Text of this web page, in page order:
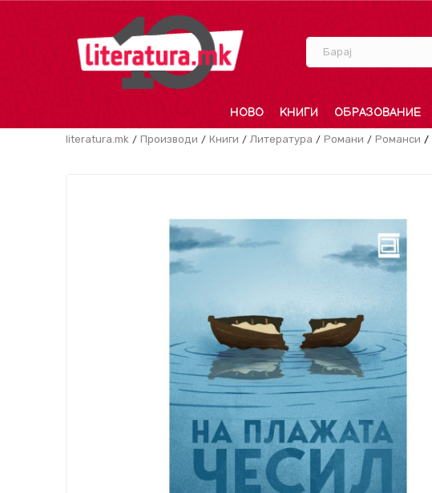
Барај
НОВО КНИГИ ОБРАЗОВАНИЕ
literatura.mk Производи Книги Литература Романи Романси